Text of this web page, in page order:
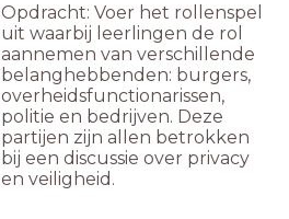
Opdracht: Voer het rollenspel
uit waarbij leerlingen de rol
aannemen van verschillende
belanghebbenden: burgers,
overheidsfunctionarissen,
politie en bedrijven. Deze
partijen zijn allen betrokken
bij een discussie over privacy
en veiligheid.